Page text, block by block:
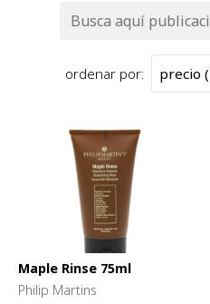
ordenar por:
Maple Rinse 75ml
Philip Martins